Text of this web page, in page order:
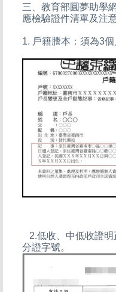
三 教育部圓夢助學
應檢驗證件清單及注
1. 戶籍謄本：須為3
2.低收、中低收證
分證字號。